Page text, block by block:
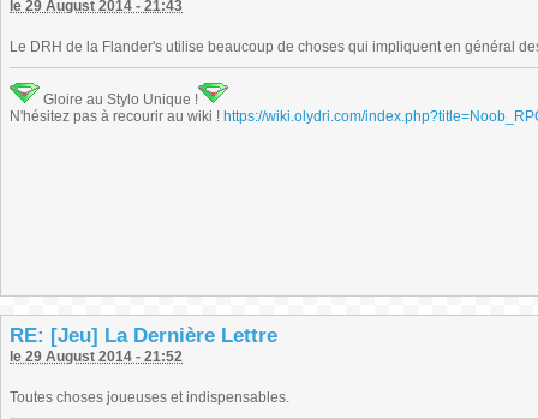
le 29 August 2014 - 21:43
Le DRH de la Flander's utilise beaucoup de choses qui impliquent en général
Gloire au Stylo Unique !
N'hésitez pas à recourir au wiki ! https://wiki.olydri.com/
RE: [Jeu] La Dernière Lettre
le 29 August 2014 - 21:52
Toutes choses joueuses et indispensables.